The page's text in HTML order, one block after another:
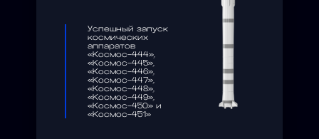
Успешный запуск
космических
аппаратов
«Космос-444»,
«Космос-445»,
«Космос-446»,
«Космос-447»,
«Космос-448»,
«Космос-449»,
«Космос-450» и
«Космос-451»